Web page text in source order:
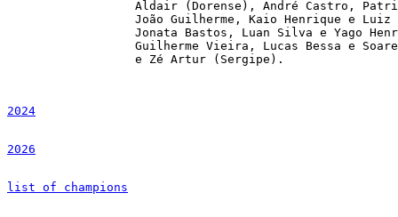
2024
2026
list of champions